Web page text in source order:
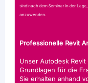
sind nach dem Seminar in der
anzuwenden.
Professionelle Revit
Unser Autodesk
Grundlagen für die
Sie erhalten anhand